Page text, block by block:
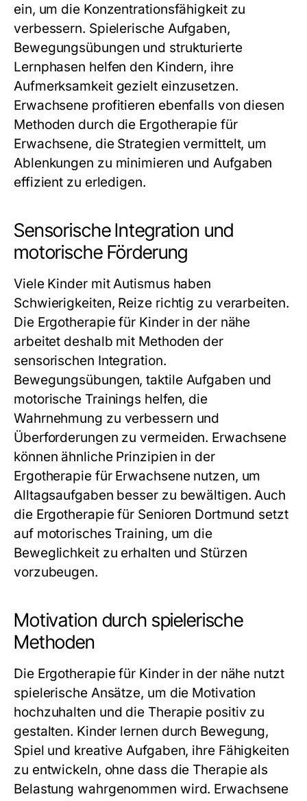
ein, um die Konzentrationsfähigkeit zu
verbessern. Spielerische Aufgaben,
Bewegungsübungen und strukturierte
Lernphasen helfen den Kindern, ihre
Aufmerksamkeit gezielt einzusetzen.
Erwachsene profitieren ebenfalls von diesen
Methoden durch die Ergotherapie für
Erwachsene, die Strategien vermittelt, um
Ablenkungen zu minimieren und Aufgaben
effizient zu erledigen.
Sensorische Integration und
motorische Förderung
Viele Kinder mit Autismus haben
Schwierigkeiten, Reize richtig zu verarbeiten.
Die Ergotherapie für Kinder in der nähe
arbeitet deshalb mit Methoden der
sensorischen Integration.
Bewegungsübungen, taktile Aufgaben und
motorische Trainings helfen, die
Wahrnehmung zu verbessern und
Überforderungen zu vermeiden. Erwachsene
können ähnliche Prinzipien in der
Ergotherapie für Erwachsenenutzen, um
Alltagsaufgaben besser zu bewältigen. Auch
die Ergotherapie für Senioren Dortmund setzt
auf motorisches Training, um die
Beweglichkeit zu erhalten und Stürzen
vorzubeugen.
Motivation durch spielerische
Methoden
Die Ergotherapie für Kinder in der nähe nutzt
spielerische Ansätze, um die Motivation
hochzuhalten und die Therapie positiv zu
gestalten. Kinder lernen durch Bewegung,
Spiel und kreative Aufgaben, ihre Fähigkeiten
zu entwickeln, ohne dass die Therapie als
Belastung wahrgenommen wird. Erwachsene